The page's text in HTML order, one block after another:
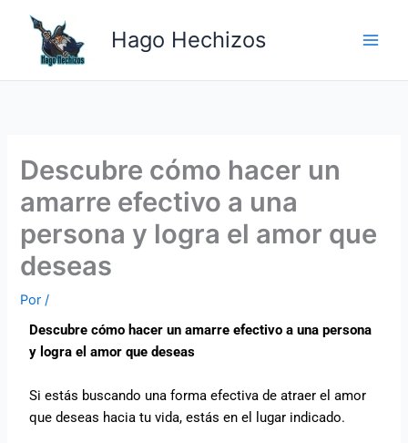
contenido
Hago Hechizos
Descubre cómo hacer un
amarre efectivo a una
persona y logra el amor que
deseas
Por/
Descubre cómo hacer un amarre efectivo a una persona
y logra el amor que deseas
Si estás buscando una forma efectiva de atraer el amor
que deseas hacia tu vida, estás en el lugar indicado.